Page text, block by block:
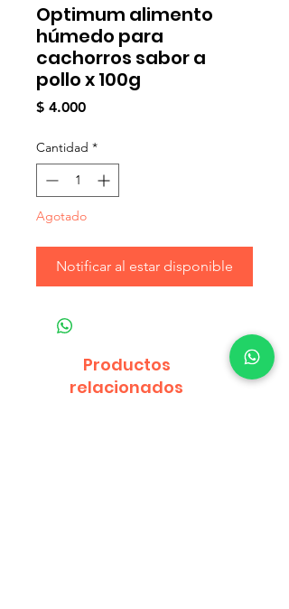
Optimum alimento
húmedo para
cachorros sabor a
pollo x 100g
$ 4.000Precio
Cantidad *
Agotado
Notificar al estar disponible
Productos
relacionados